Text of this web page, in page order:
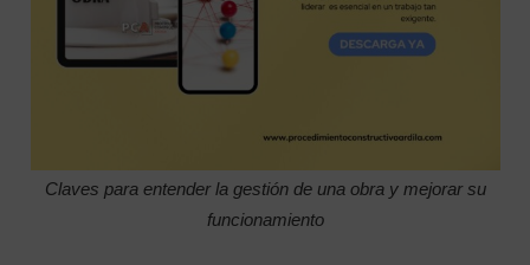
Claves para entender la gestión de una obra y mejorar su
funcionamiento